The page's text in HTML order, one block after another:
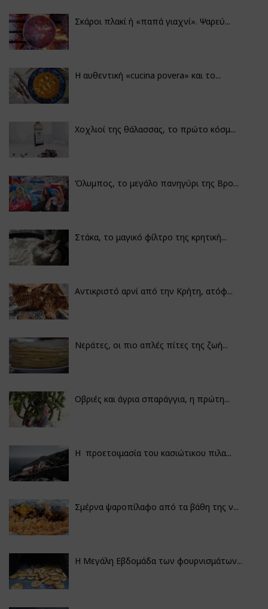
Σκάροι πλακί ή «παπά γιαχνί». Ψαρεύ...
Η αυθεντική «cucina povera» και το...
Χοχλιοί της θάλασσας, το πρώτο κόσμ...
Όλυμπος, το μεγάλο πανηγύρι της Βρο...
Στάκα, το μαγικό φίλτρο της κρητική...
Αντικριστό αρνί από την Κρήτη, ατόφ...
Νεράτες, οι πιο απλές πίτες της ζωή...
Οβριές και άγρια σπαράγγια, η πρώτη...
Η προετοιμασία του κασιώτικου πιλα...
Σμέρνα ψαροπίλαφο από τα βάθη της ν...
Η Μεγάλη Εβδομάδα των φουρνισμάτων...